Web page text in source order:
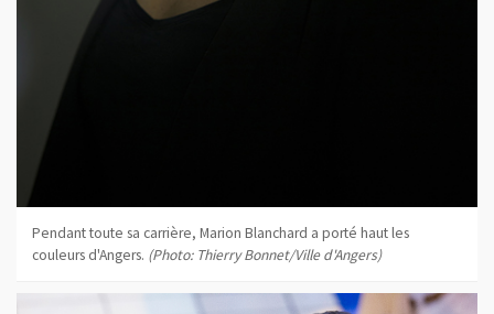
Pendant toute sa carrière, Marion Blanchard a porté haut les
couleurs d'Angers. (Photo: Thierry Bonnet/Ville d'Angers)